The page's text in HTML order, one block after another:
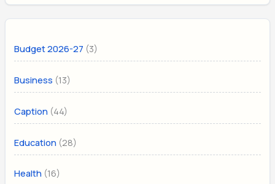
Budget 2026-27 (3)
Business (13)
Caption (44)
Education (28)
Health (16)